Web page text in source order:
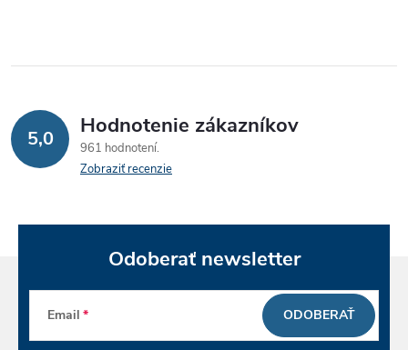
v
l
d
a
5,0 Hodnotenie zákazníkov
961 hodnotení
Zobraziť recenzie
Odoberať newsletter
Email ODOBERAŤ